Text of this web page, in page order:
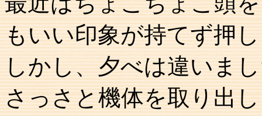
もいい印象が持てず押
しかし、夕べは違いま
さっさと機体を取り出